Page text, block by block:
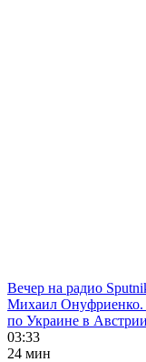
Вечер на радио
Михаил Онуфриенко.
по Украине в
03:33
24 мин